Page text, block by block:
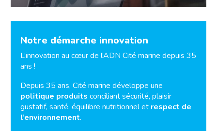
Notre démarche innovation
L’innovation au cœur de l’ADN Cité marine depuis 35
ans !
Depuis 35 ans, Cité marine développe une
politique produits conciliant sécurité, plaisir
gustatif, santé, équilibre nutritionnel et respect de
l’environnement.